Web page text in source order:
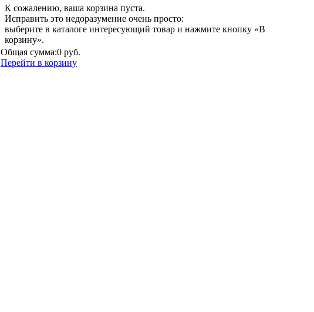
К сожалению, ваша корзина пуста.
Исправить это недоразумение очень просто:
выберите в каталоге интересующий товар и нажмите кнопку «В
корзину».
Общая сумма:0 руб.
Перейти в корзину